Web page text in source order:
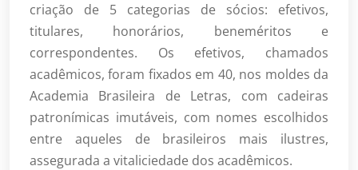
criação de 5 categorias de sócios: efetivos,
titulares, honorários, beneméritos e
correspondentes. Os efetivos, chamados
acadêmicos, foram fixados em 40, nos moldes da
Academia Brasileira de Letras, com cadeiras
patronímicas imutáveis, com nomes escolhidos
entre aqueles de brasileiros mais ilustres,
assegurada a vitaliciedade dos acadêmicos.